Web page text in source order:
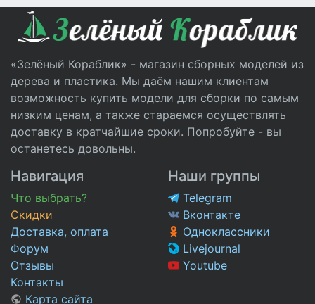
«Зелёный Кораблик» - магазин сборных моделей из
дерева и пластика. Мы даём нашим клиентам
возможность купить модели для сборки по самым
низким ценам, а также стараемся осуществлять
доставку в кратчайшие сроки. Попробуйте - вы
останетесь довольны.
Навигация
Что выбрать?
Скидки
Доставка, оплата
Форум
Отзывы
Контакты
Карта сайта
Наши группы
Telegram
Вконтакте
Одноклассники
Livejournal
Youtube